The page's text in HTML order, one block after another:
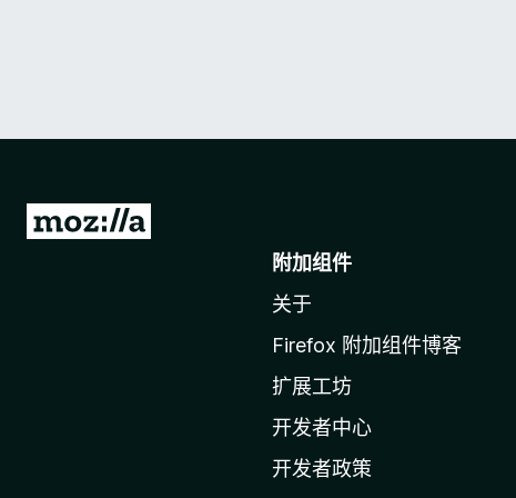
转
附加组件
关于
Firefox 附加组件博客
扩展工坊
开发者中心
开发者政策